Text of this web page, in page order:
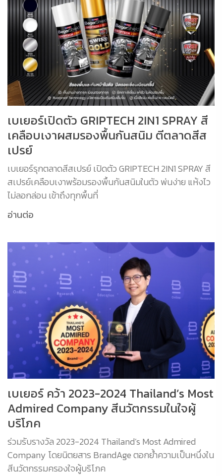
เบเยอร์เปิดตัว GRIPTECH 2IN1 SPRAY สี
เคลือบเงาผสมรองพื้นกันสนิม ตีตลาดสีส
เปรย์
เบเยอร์รุกตลาดสีสเปรย์ เปิดตัว GRIPTECH 2IN1 SPRAY สี
สเปรย์เคลือบเงาพร้อมรองพื้นกันสนิมในตัว พ่นง่าย แห้งไว
ไม่ลอกล่อน เข้าถึงทุกพื้นที่
อ่านต่อ
เบเยอร์ คว้า 2023-2024 Thailand’s Most
Admired Company สีนวัตกรรมในใจผู้
บริโภค
ร่วมรับรางวัล 2023-2024 Thailand’s Most Admired
Company โดยนิตยสาร BrandAge ตอกย้ำความเป็นหนึ่งใน
สีนวัตกรรมครองใจผู้บริโภค